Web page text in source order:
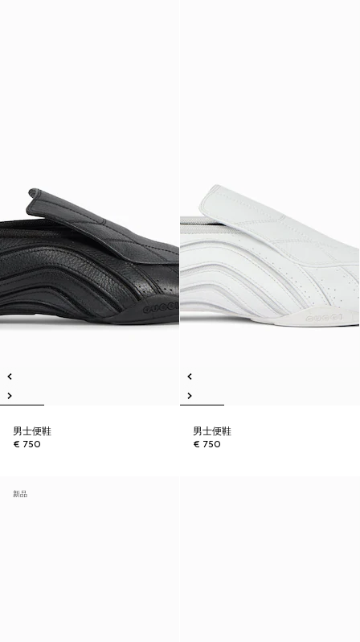
男士便鞋
€ 750
男士便鞋
€ 750
新品